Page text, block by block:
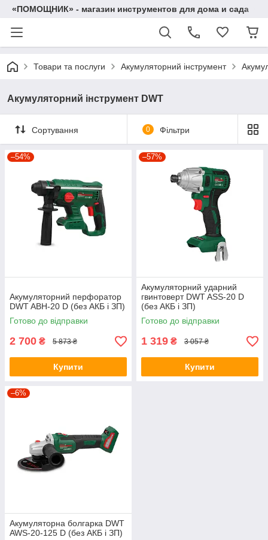
«ПОМОЩНИК» - магазин инструментов для дома и сада
Товари та послуги Акумуляторний інструмент
Акумуляторний інструмент DWT
Сортування 0 Фільтри
–54%
Акумуляторний перфоратор
DWT ABH-20 D (без АКБ і ЗП)
Готово до відправки
2 700 ₴ 5 873 ₴
Купити
–57%
Акумуляторний ударний
гвинтоверт DWT ASS-20 D
(без АКБ і ЗП)
Готово до відправки
1 319 ₴ 3 057 ₴
Купити
–6%
Акумуляторна болгарка DWT
AWS-20-125 D (без АКБ і ЗП)